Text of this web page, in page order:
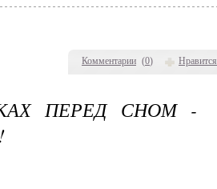
Комментарии (0) Нравится
ПЕРЕД СНОМ -